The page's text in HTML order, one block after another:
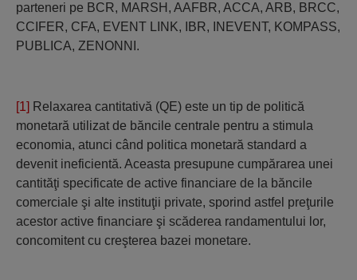
parteneri pe BCR, MARSH, AAFBR, ACCA, ARB, BRCC,
CCIFER, CFA, EVENT LINK, IBR, INEVENT, KOMPASS,
PUBLICA, ZENONNI.
[1] Relaxarea cantitativă (QE) este un tip de politică
monetară utilizat de băncile centrale pentru a stimula
economia, atunci când politica monetară standard a
devenit ineficientă. Aceasta presupune cumpărarea unei
cantităţi specificate de active financiare de la băncile
comerciale şi alte instituţii private, sporind astfel preţurile
acestor active financiare şi scăderea randamentului lor,
concomitent cu creşterea bazei monetare.